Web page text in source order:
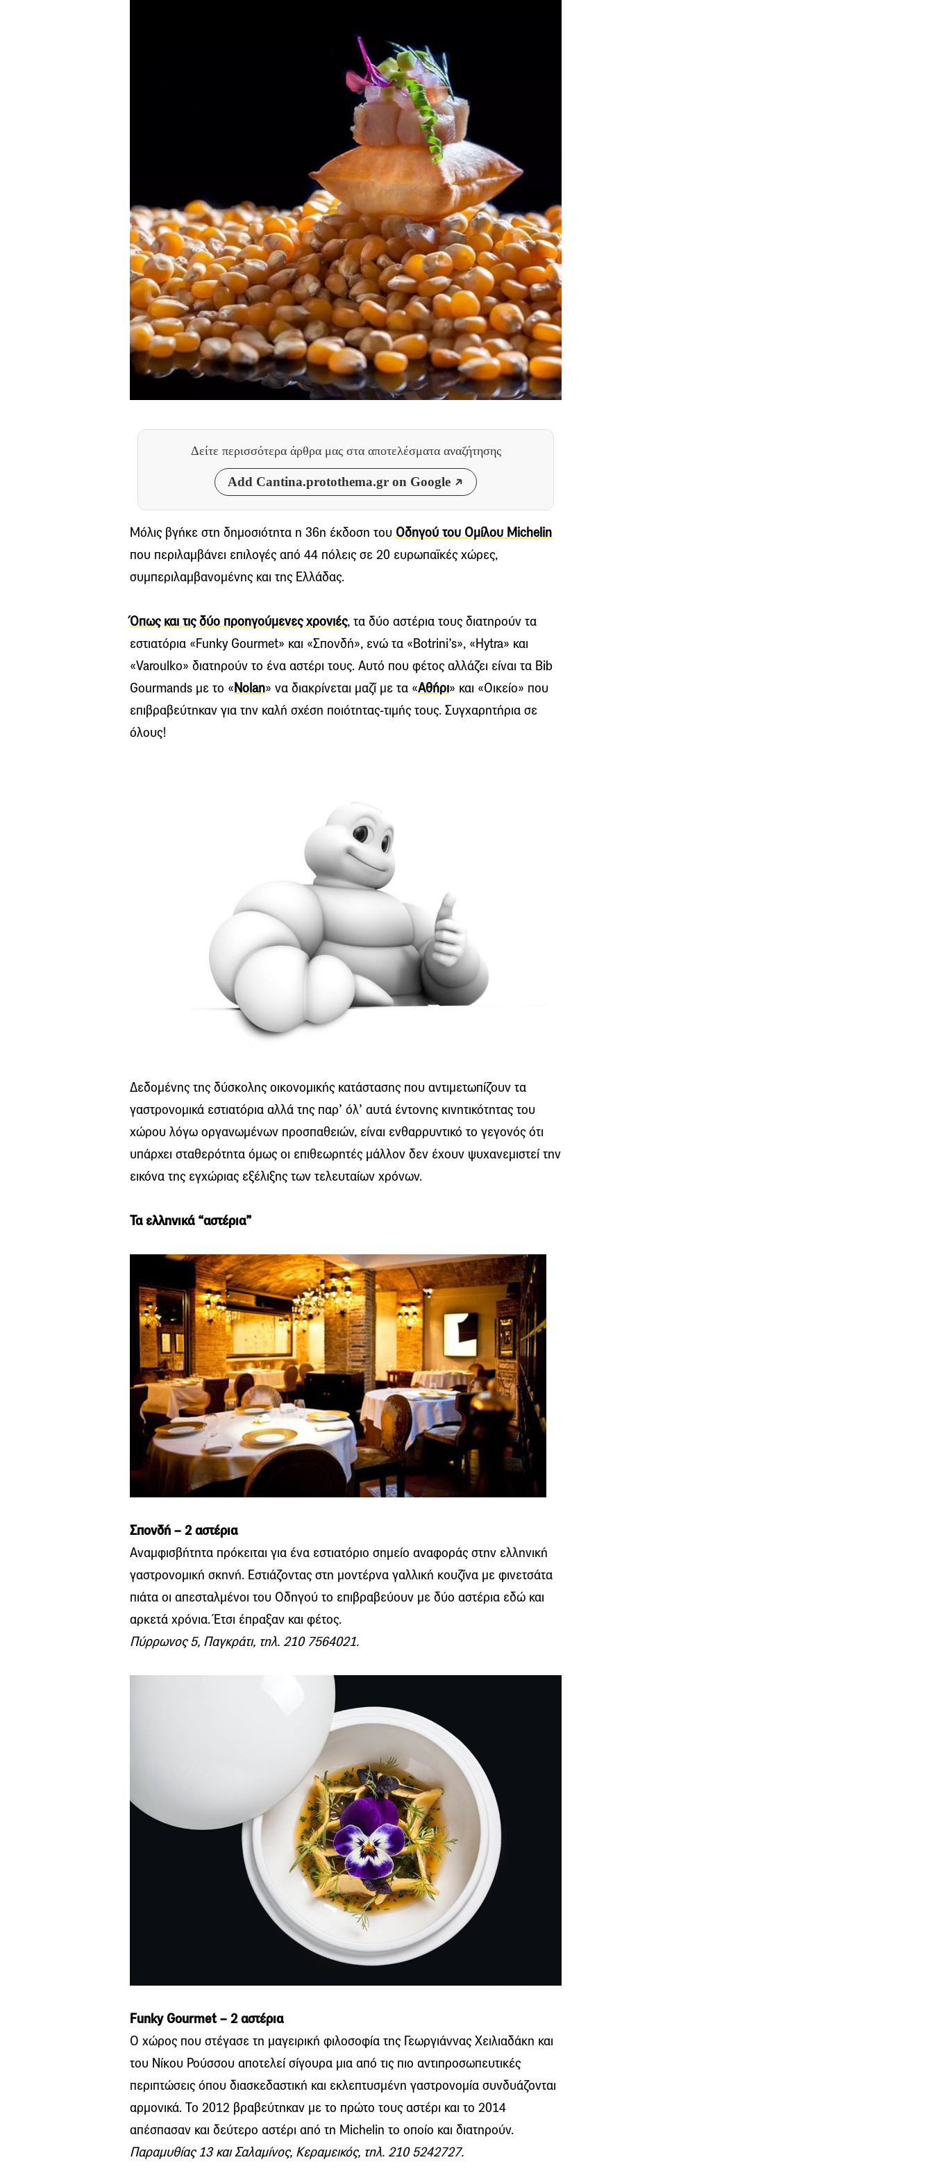
Δείτε περισσότερα άρθρα μας στα αποτελέσματα αναζήτησης
Add Cantina.protothema.gr on Google
Μόλις βγήκε στη δημοσιότητα η 36η έκδοση του Οδηγού του Ομίλου Michelin
που περιλαμβάνει επιλογές από 44 πόλεις σε 20 ευρωπαϊκές χώρες,
συμπεριλαμβανομένης και της Ελλάδας.
Όπως και τις δύο προηγούμενες χρονιές, τα δύο αστέρια τους διατηρούν τα
εστιατόρια «Funky Gourmet» και «Σπονδή», ενώ τα «Botrini’s», «Ηytra» και
«Varoulko» διατηρούν το ένα αστέρι τους. Αυτό που φέτος αλλάζει είναι τα Bib
Gourmands με το «Nolan» να διακρίνεται μαζί με τα «Αθήρι» και «Οικείο» που
επιβραβεύτηκαν για την καλή σχέση ποιότητας-τιμής τους. Συγχαρητήρια σε
όλους!
Δεδομένης της δύσκολης οικονομικής κατάστασης που αντιμετωπίζουν τα
γαστρονομικά εστιατόρια αλλά της παρ’ όλ’ αυτά έντονης κινητικότητας του
χώρου λόγω οργανωμένων προσπαθειών, είναι ενθαρρυντικό το γεγονός ότι
υπάρχει σταθερότητα όμως οι επιθεωρητές μάλλον δεν έχουν ψυχανεμιστεί την
εικόνα της εγχώριας εξέλιξης των τελευταίων χρόνων.
Τα ελληνικά “αστέρια”
Σπονδή – 2 αστέρια
Αναμφισβήτητα πρόκειται για ένα εστιατόριο σημείο αναφοράς στην ελληνική
γαστρονομική σκηνή. Εστιάζοντας στη μοντέρνα γαλλική κουζίνα με φινετσάτα
πιάτα οι απεσταλμένοι του Οδηγού το επιβραβεύουν με δύο αστέρια εδώ και
αρκετά χρόνια. Έτσι έπραξαν και φέτος.
Πύρρωνος 5, Παγκράτι, τηλ. 210 7564021.
Funky Gourmet – 2 αστέρια
Ο χώρος που στέγασε τη μαγειρική φιλοσοφία της Γεωργιάννας Χειλιαδάκη και
του Νίκου Ρούσσου αποτελεί σίγουρα μια από τις πιο αντιπροσωπευτικές
περιπτώσεις όπου διασκεδαστική και εκλεπτυσμένη γαστρονομία συνδυάζονται
αρμονικά. Το 2012 βραβεύτηκαν με το πρώτο τους αστέρι και το 2014
απέσπασαν και δεύτερο αστέρι από τη Michelin το οποίο και διατηρούν.
Παραμυθίας 13 και Σαλαμίνος, Κεραμεικός, τηλ. 210 5242727.